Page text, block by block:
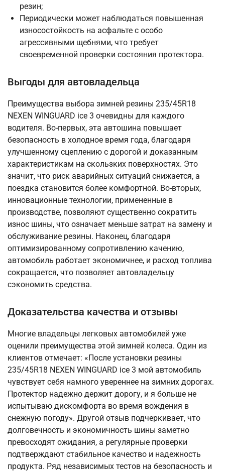
резин;
Периодически может наблюдаться повышенная
износостойкость на асфальте с особо
агрессивными щебнями, что требует
своевременной проверки состояния протектора.
Выгоды для автовладельца
Преимущества выбора зимней резины 235/45R18
NEXEN WINGUARD ice 3 очевидны для каждого
водителя. Во-первых, эта автошина повышает
безопасность в холодное время года, благодаря
улучшенному сцеплению с дорогой и доказанным
характеристикам на скользких поверхностях. Это
значит, что риск аварийных ситуаций снижается, а
поездка становится более комфортной. Во-вторых,
инновационные технологии, примененные в
производстве, позволяют существенно сократить
износ шины, что означает меньше затрат на замену и
обслуживание резины. Наконец, благодаря
оптимизированному сопротивлению качению,
автомобиль работает экономичнее, и расход топлива
сокращается, что позволяет автовладельцу
сэкономить средства.
Доказательства качества и отзывы
Многие владельцы легковых автомобилей уже
оценили преимущества этой зимней колеса. Один из
клиентов отмечает: «После установки резины
235/45R18 NEXEN WINGUARD ice 3 мой автомобиль
чувствует себя намного увереннее на зимних дорогах.
Протектор надежно держит дорогу, и я больше не
испытываю дискомфорта во время вождения в
снежную погоду». Другой отзыв подчеркивает, что
долговечность и экономичность шины заметно
превосходят ожидания, а регулярные проверки
подтверждают стабильное качество и надежность
продукта. Ряд независимых тестов на безопасность и